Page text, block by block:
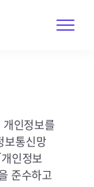
인정보를
보통신망
인정보
준수하고